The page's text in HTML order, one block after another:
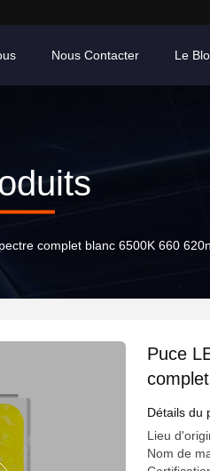
Nous Contacter Le
complet blanc 6500K 660
Puce
et
Détails du
Lieu
Nom de